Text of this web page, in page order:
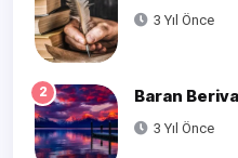
3 Yıl Önce
2 Baran
3 Yıl Önce